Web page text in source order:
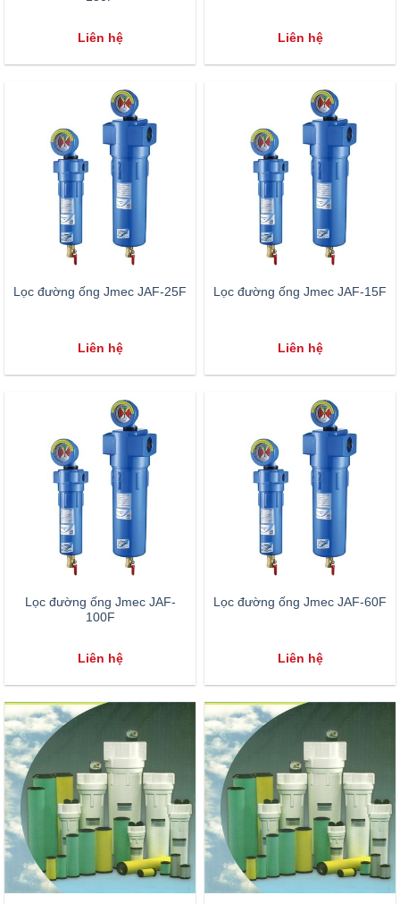
Liên hệ Liên hệ
Lọc đường ống Jmec JAF-25F
Liên hệ
Lọc đường ống Jmec JAF-15F
Liên hệ
Lọc đường ống Jmec JAF-
100F
Liên hệ
Lọc đường ống Jmec JAF-60F
Liên hệ